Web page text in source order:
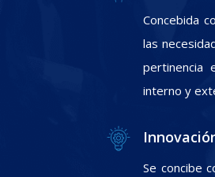
Concebida
las
pertinencia
interno y
Se concibe